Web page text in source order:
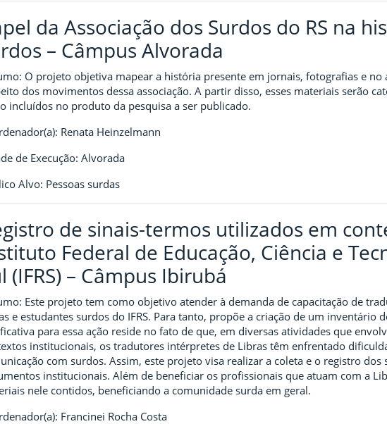
da Associação dos Surdos do RS na
– Câmpus Alvorada
O projeto objetiva mapear a história presente em jornais, fotografias e no
dos movimentos dessa associação. A partir disso, esses materiais serão
incluídos no produto da pesquisa a ser publicado.
Renata Heinzelmann
de Execução: Alvorada
Alvo: Pessoas surdas
de sinais-termos utilizados em
Federal de Educação, Ciência e
(IFRS) – Câmpus Ibirubá
Este projeto tem como objetivo atender à demanda de capacitação de
e estudantes surdos do IFRS. Para tanto, propõe a criação de um inventário
para essa ação reside no fato de que, em diversas atividades que
institucionais, os tradutores intérpretes de Libras têm enfrentado
com surdos. Assim, este projeto visa realizar a coleta e o registro
institucionais. Além de beneficiar os profissionais que atuam com a
nele contidos, beneficiando a comunidade surda em geral.
Francinei Rocha Costa